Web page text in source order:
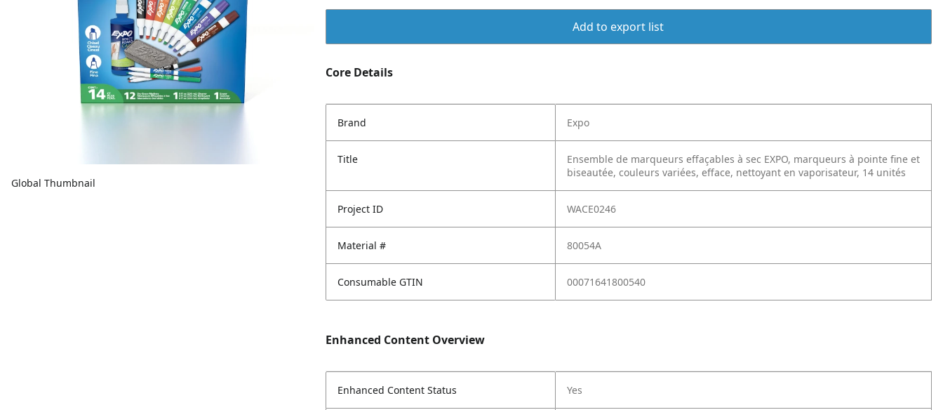
Global Thumbnail
Add to export list
Core Details
Brand Expo
Title
Ensemble de marqueurs effaçables à sec EXPO, marqueurs à pointe fine et
biseautée, couleurs variées, efface, nettoyant en vaporisateur, 14 unités
Project ID WACE0246
Material # 80054A
Consumable GTIN 00071641800540
Enhanced Content Overview
Enhanced Content Status Yes